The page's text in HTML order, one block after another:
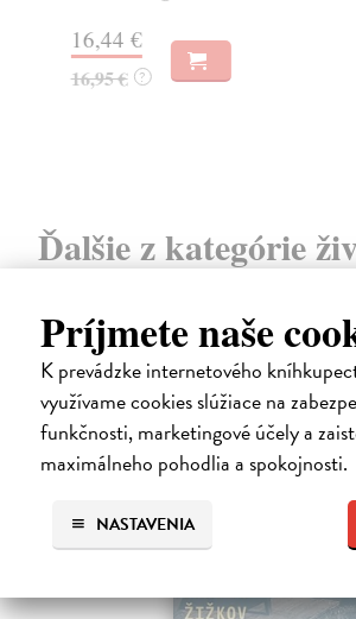
Príjmete naše
K prevádzke internetového
využívame cookies slúžiace na
funkčnosti, marketingové účely a
maximálneho pohodlia a spokojnosti.
NASTAVENIA
16,44 €
16,95 € ?
Ďalšie z kategórie